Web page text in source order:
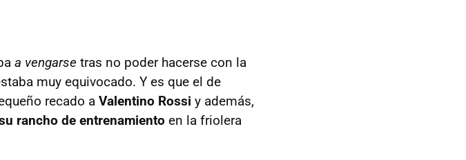
a vengarse tras no poder hacerse con la
muy equivocado. Y es que el de
recado a Valentino Rossi y además,
rancho de entrenamiento en la friolera